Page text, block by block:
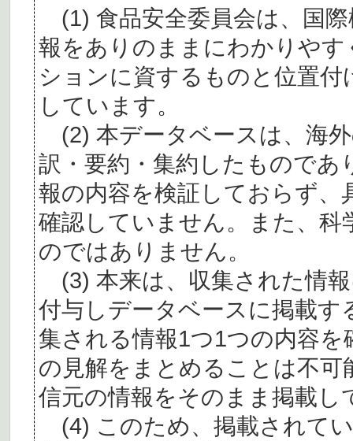
(1) 食品安全委員会は、国
報をありのままにわかりや
ションに資するものと位置
しています。
(2) 本データベースは、海
訳・要約・集約したものであ
報の内容を検証しておらず、
確認していません。また、
のではありません。
(3) 本来は、収集された情
付与しデータベースに掲載
集される情報1つ1つの内容
の見解をまとめることは不
信元の情報をそのまま掲載し
(4) このため、掲載されて